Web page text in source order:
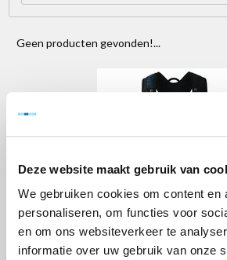
Deze website maakt gebruik van
We gebruiken cookies om content en
personaliseren, om functies voor
en om ons websiteverkeer te
informatie over uw gebruik van onze
Geen producten gevonden!...
Valbeveiliging - essentiële
Menu